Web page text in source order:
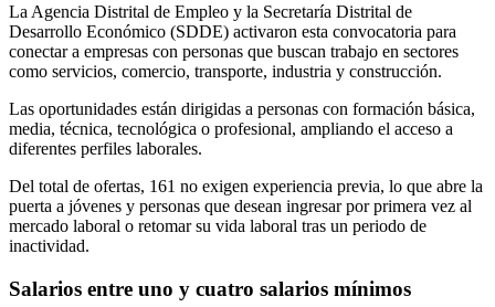
La Agencia Distrital de Empleo y la Secretaría Distrital de
Desarrollo Económico (SDDE) activaron esta convocatoria para
conectar a empresas con personas que buscan trabajo en sectores
como servicios, comercio, transporte, industria y construcción.
Las oportunidades están dirigidas a personas con formación básica,
media, técnica, tecnológica o profesional, ampliando el acceso a
diferentes perfiles laborales.
Del total de ofertas, 161 no exigen experiencia previa, lo que abre la
puerta a jóvenes y personas que desean ingresar por primera vez al
mercado laboral o retomar su vida laboral tras un periodo de
inactividad.
Salarios entre uno y cuatro salarios mínimos